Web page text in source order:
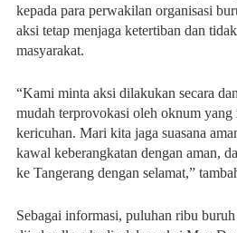
kepada para perwakilan organisasi
aksi tetap menjaga ketertiban dan
masyarakat.
“Kami minta aksi dilakukan secara
mudah terprovokasi oleh oknum
kericuhan. Mari kita jaga suasana
kawal keberangkatan dengan aman,
ke Tangerang dengan selamat,”
Sebagai informasi, puluhan ribu